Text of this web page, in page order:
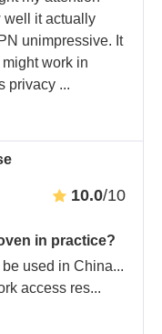
well it actually
unimpressive. It
work in
privacy ...
10.0/10
in practice?
be used in China...
access res...